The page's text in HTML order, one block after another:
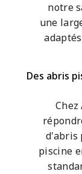
notre
une
Des abris
d'abris
piscine